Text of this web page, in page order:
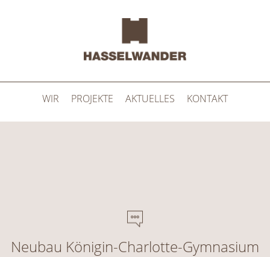
WIR PROJEKTE AKTUELLES KONTAKT
Neubau Königin-Charlotte-Gymnasium